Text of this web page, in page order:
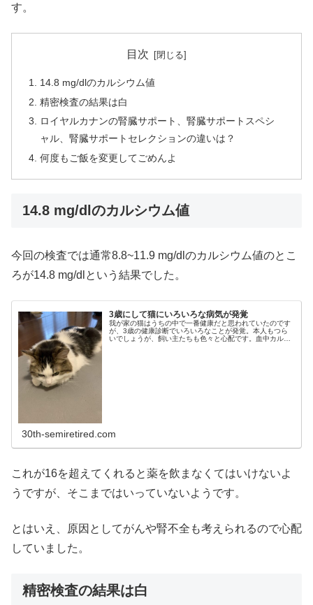
す。
目次
14.8 mg/dlのカルシウム値
精密検査の結果は白
ロイヤルカナンの腎臓サポート、腎臓サポートスペシ
ャル、腎臓サポートセレクションの違いは？
何度もご飯を変更してごめんよ
14.8 mg/dlのカルシウム値
今回の検査では通常8.8~11.9 mg/dlのカルシウム値のとこ
ろが14.8 mg/dlという結果でした。
3歳にして猫にいろいろな病気が発覚
我が家の猫はうちの中で一番健康だと思われていたのです
が、3歳の健康診断でいろいろなことが発覚。本人もつら
いでしょうが、飼い主たちも色々と心配です。血中カルシ
30th-semiretired.com
これが16を超えてくれると薬を飲まなくてはいけないよ
うですが、そこまではいっていないようです。
とはいえ、原因としてがんや腎不全も考えられるので心配
していました。
精密検査の結果は白